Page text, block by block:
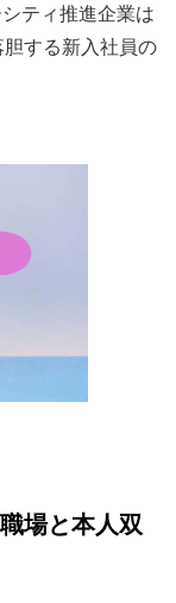
ティ推進企業は
する新入社員の
場と本人双